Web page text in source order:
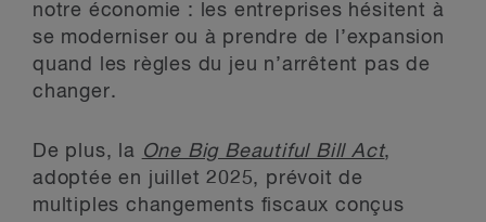
notre économie : les entreprises hésitent à
se moderniser ou à prendre de l’expansion
quand les règles du jeu n’arrêtent pas de
changer.
De plus, la One Big Beautiful Bill Act,
adoptée en juillet 2025, prévoit de
multiples changements fiscaux conçus